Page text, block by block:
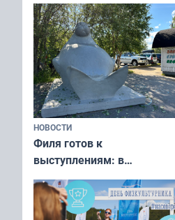
НОВОСТИ
Филя готов к
выступлениям: в
мурманском океанариуме
рассказали о состоянии
тюленей